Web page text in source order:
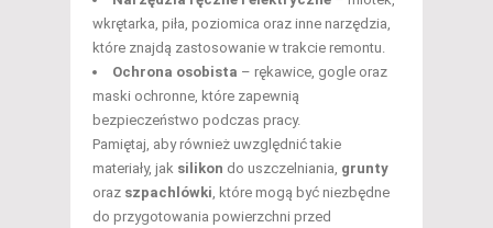
wkrętarka, piła, poziomica oraz inne narzędzia,
które znajdą zastosowanie w trakcie remontu.
Ochrona osobista – rękawice, gogle oraz
maski ochronne, które zapewnią
bezpieczeństwo podczas pracy.
Pamiętaj, aby również uwzględnić takie
materiały, jak silikon do uszczelniania, grunty
oraz szpachlówki , które mogą być niezbędne
do przygotowania powierzchni przed